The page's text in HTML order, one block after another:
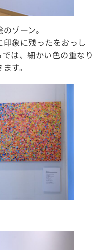
ゾーン。
象に残ったをおっし
は、細かい色の重なり
す。